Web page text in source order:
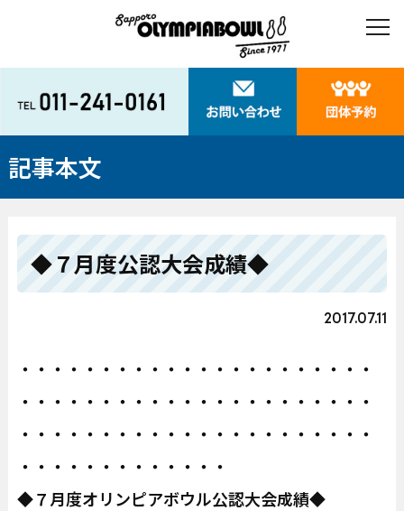
記事本文
◆７月度公認大会成績◆
2017.07.11
・・・・・・・・・・・・・・・・・・・・・・
・・・・・・・・・・・・・・・・・・・・・・
・・・・・・・・・・・・・・・・・・・・・・
・・・・・・・・・・・・・
◆７月度オリンピアボウル公認大会成績◆